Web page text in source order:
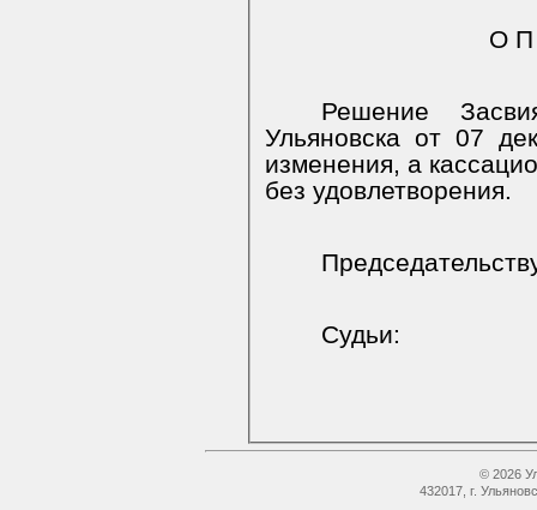
О П
Решение
Ульяновска от 07
изменения, а
без удовлетворения.
Судьи:
© 2026
432017, г.